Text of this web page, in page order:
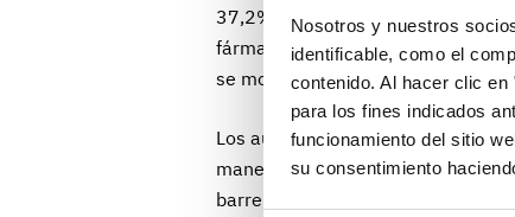
Nosotros y nuestros
identificable, como el
contenido. Al hacer clic
para los fines indicados
funcionamiento del sitio
su consentimiento
37,2% de los reumatólogos y el
fármacos en pacientes con PsO
se mostraron dispuestos a
Los autores concluyen que la
manejo adecuado de los
barreras subyacentes.